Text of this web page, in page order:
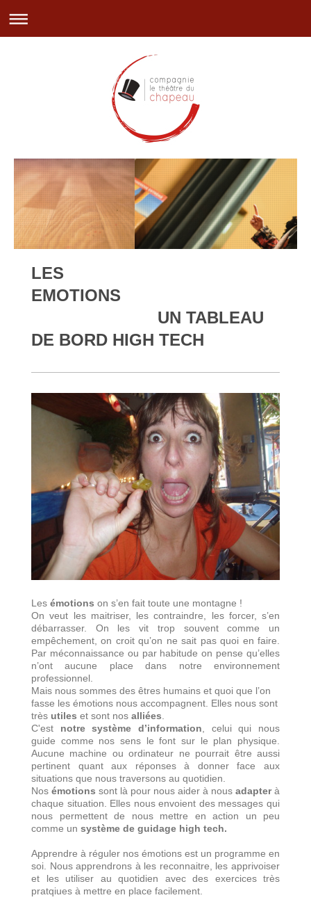
LES
EMOTIONS
UN TABLEAU
DE BORD HIGH TECH
Les émotions on s’en fait toute une montagne !
On veut les maitriser, les contraindre, les forcer, s’en
débarrasser. On les vit trop souvent comme un
empêchement, on croit qu’on ne sait pas quoi en faire.
Par méconnaissance ou par habitude on pense qu’elles
n’ont aucune place dans notre environnement
professionnel.
Mais nous sommes des êtres humains et quoi que l’on
fasse les émotions nous accompagnent. Elles nous sont
très utiles et sont nos alliées
C'est notre système d’information , celui qui nous
guide comme nos sens le font sur le plan physique.
Aucune machine ou ordinateur ne pourrait être aussi
pertinent quant aux réponses à donner face aux
situations que nous traversons au quotidien.
Nos émotions sont là pour nous aider à nous adapterà
chaque situation. Elles nous envoient des messages qui
nous permettent de nous mettre en action un peu
comme un système de guidage high tech.
Apprendre à réguler nos émotions est un programme en
soi. Nous apprendrons à les reconnaitre, les apprivoiser
et les utiliser au quotidien avec des exercices très
pratqiues à mettre en place facilement.